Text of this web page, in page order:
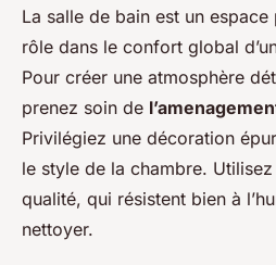
La salle de bain est un
rôle dans le confort global
Pour créer une atmosphère
prenez soin de
Privilégiez une décoration
le style de la chambre.
qualité, qui résistent bien à
nettoyer.